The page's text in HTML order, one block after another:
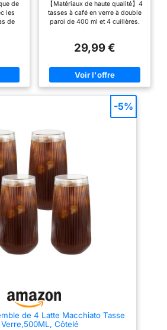
restauration
professionnelle dans les
Facile à nettoyer, passe
S'adapte à la plupart des
machines à café. Un
produit de la marque
Guilty Gadgets, lot de 2
verres de haute qualité
avec boîte.
de
les
de
le
des
est
et
facile
et
et
vous
de
ou
Cappuccino Verres à
café en borosilicate
résistant aux
Thé avec 4 Cuillères
【Matériaux de haute qualité】4
tasses à café en verre à double
paroi de 400 ml et 4 cuillères.
transparent de haute qualité qui
changements soudains de
température de -20 °C à +200
°C, sont plus résistantes que le
100 % sans plomb et ne se
décolorent pas. 【Conception
en spirale】 Lorsque vous
tournez doucement la tasse, sa
courbe est comme une valse
mélodieuse, vous semblez voir
le café danser dans la tasse et
sentir l'arôme familier, ce qui
rend chaque moment de
consommation de café
incroyablement agréable.
【Large utilisation】 Les tasses
à double couche pour latte
macchiato conviennent à toutes
sortes de boissons chaudes et
froides, qui peuvent pleinement
montrer la meilleure saveur du
latte macchiato, du cappuccino,
meilleur choix de cadeau pour
anniversaires, Noël et autres
festivals. 【Double verre】 Le
29,99 €
de 4 Latte Macchiato Tasse
Côtelé
-5%